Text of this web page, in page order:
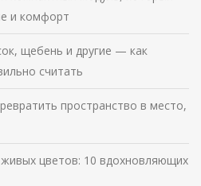
и комфорт
щебень и другие — как
считать
пространство в место,
цветов: 10 вдохновляющих